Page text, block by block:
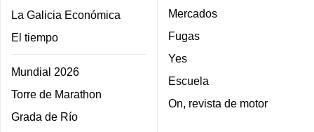
La Galicia Económica
El tiempo
Mundial 2026
Torre de Marathon
Grada de Río
Mercados
Fugas
Yes
Escuela
On, revista de motor